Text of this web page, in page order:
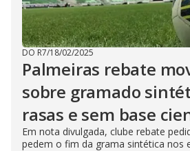
DO R7/18/02/2025
Palmeiras rebate
sobre gramado
rasas e sem base
Em nota divulgada, clube rebate
pedem o fim da grama sintética nos